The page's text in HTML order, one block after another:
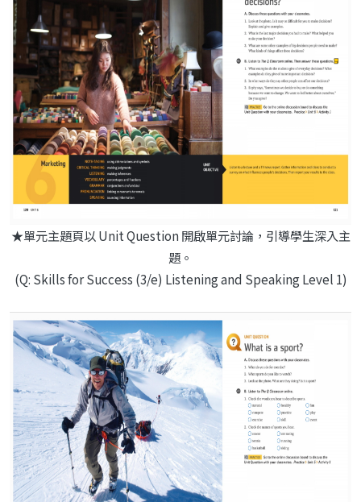
★單元主題頁以 Unit Question 開啟單元討論，引導學生深入主
題。
(Q: Skills for Success (3/e) Listening and Speaking Level 1)